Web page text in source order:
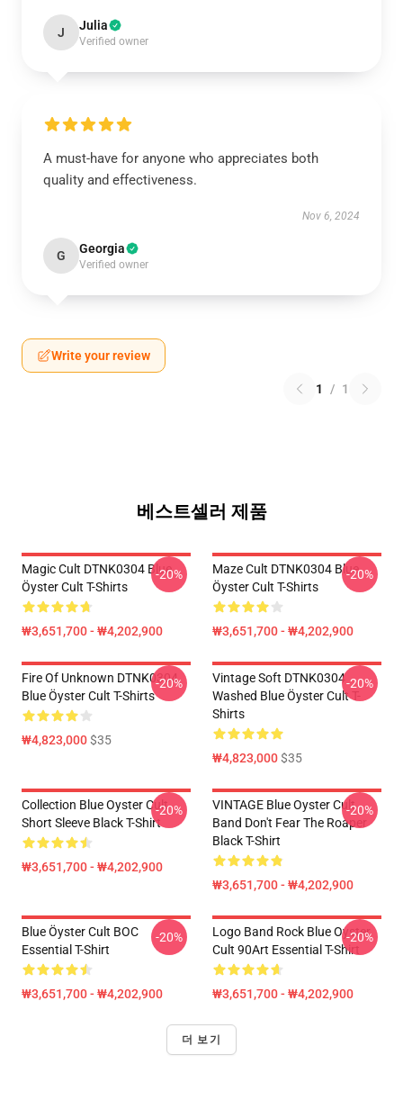
J Julia
Verified owner
A must-have for anyone who appreciates both
quality and effectiveness.
Nov 6, 2024
G Georgia
Verified owner
Write your review
1 / 1
베스트셀러 제품
Magic Cult DTNK0304 Blue
Öyster Cult T-Shirts
₩3,651,700 - ₩4,202,900
-20%
Maze Cult DTNK0304 Blue
Öyster Cult T-Shirts
₩3,651,700 - ₩4,202,900
-20%
Fire Of Unknown DTNK0304
Blue Öyster Cult T-Shirts
₩4,823,000$35
-20%
Vintage Soft DTNK0304
Washed Blue Öyster Cult T-
Shirts
₩4,823,000$35
-20%
Collection Blue Oyster Cult
Short Sleeve Black T-Shirt
₩3,651,700 - ₩4,202,900
-20%
VINTAGE Blue Oyster Cult
Band Don't Fear The Roaper
Black T-Shirt
₩3,651,700 - ₩4,202,900
-20%
Blue Öyster Cult BOC
Essential T-Shirt
₩3,651,700 - ₩4,202,900
-20%
Logo Band Rock Blue Oyster
Cult 90Art Essential T-Shirt
₩3,651,700 - ₩4,202,900
-20%
더 보기